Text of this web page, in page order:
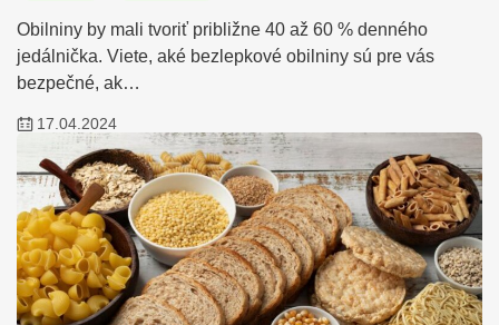
Obilniny by mali tvoriť približne 40 až 60 % denného
jedálnička. Viete, aké bezlepkové obilniny sú pre vás
bezpečné, ak…
17.04.2024